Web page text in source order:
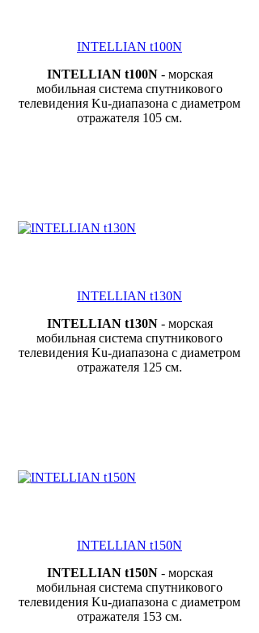
INTELLIAN t100N
INTELLIAN t100N- морская
мобильная система спутникового
телевидения Ku-диапазона с диаметром
отражателя 105 см.
INTELLIAN t130N
INTELLIAN t130N- морская
мобильная система спутникового
телевидения Ku-диапазона с диаметром
отражателя 125 см.
INTELLIAN t150N
INTELLIAN t150N- морская
мобильная система спутникового
телевидения Ku-диапазона с диаметром
отражателя 153 см.